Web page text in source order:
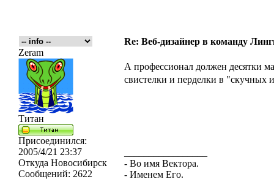
Re: Веб-дизайнер в команду
Zeram
Титан
Присоединился:
2005/4/21 23:37
Откуда Новосибирск
Сообщений: 2622
А профессионал должен десятки
свистелки и перделки в "скучных
- Во имя Вектора.
- Именем Его.